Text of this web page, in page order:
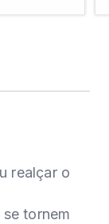
realçar o
tornem